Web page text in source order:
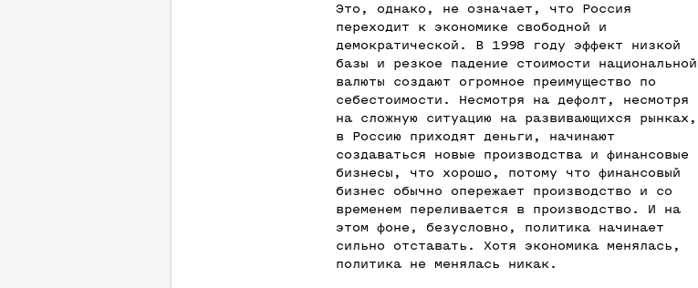
Это, однако, не означает, что Россия
переходит к экономике свободной и
демократической. В 1998 году эффект низкой
базы и резкое падение стоимости национальной
валюты создают огромное преимущество по
себестоимости. Несмотря на дефолт, несмотря
на сложную ситуацию на развивающихся рынках,
в Россию приходят деньги, начинают
создаваться новые производства и финансовые
бизнесы, что хорошо, потому что финансовый
бизнес обычно опережает производство и со
временем переливается в производство. И на
этом фоне, безусловно, политика начинает
сильно отставать. Хотя экономика менялась,
политика не менялась никак.